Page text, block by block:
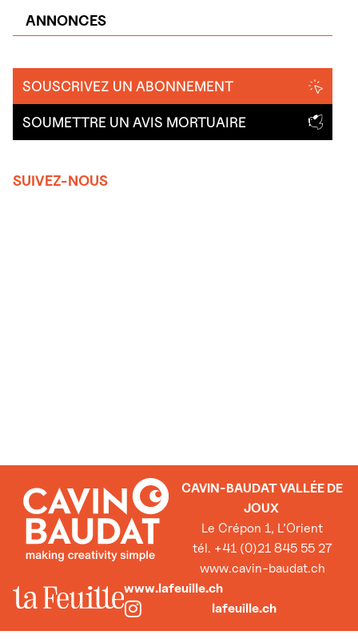
ANNONCES
SOUSCRIVEZ UN ABONNEMENT
SOUMETTRE UN AVIS MORTUAIRE
SUIVEZ-NOUS
CAVIN-BAUDAT VALLÉE DE
JOUX
Le Crépon 1, L’Orient
tél. +41 (0)21 845 55 27
www.cavin-baudat.ch
www.lafeuille.ch
lafeuille.ch